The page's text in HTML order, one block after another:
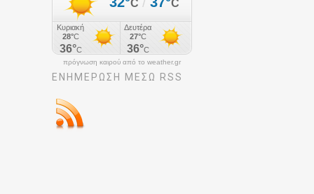
πρόγνωση καιρού από το weather.gr
ΕΝΗΜΈΡΩΣΉ ΜΕΣΩ RSS